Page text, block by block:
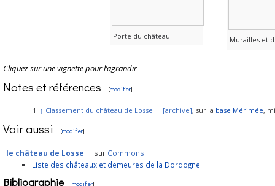
Porte du château Murailles et
Cliquez sur une vignette pour l’agrandir
Notes et références [modifier]
↑ Classement du château de Losse [archive], sur la base Mérimée,
Voir aussi [modifier]
le château de Losse sur Commons
Liste des châteaux et demeures de la Dordogne
Bibliographie [modifier]